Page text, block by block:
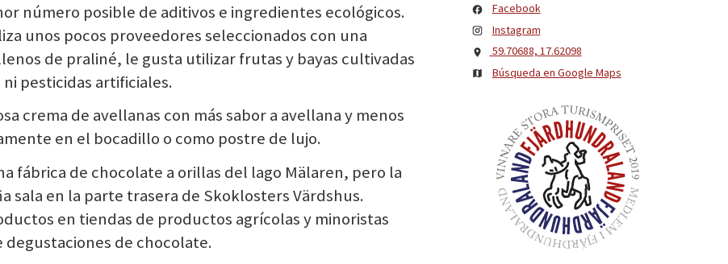
número posible de aditivos e ingredientes ecológicos.
unos pocos proveedores seleccionados con una
de praliné, le gusta utilizar frutas y bayas cultivadas
pesticidas artificiales.
crema de avellanas con más sabor a avellana y menos
en el bocadillo o como postre de lujo.
fábrica de chocolate a orillas del lago Mälaren, pero la
sala en la parte trasera de Skoklosters Värdshus.
en tiendas de productos agrícolas y minoristas
de chocolate.
Facebook
Instagram
59.70688, 17.62098
Búsqueda en Google Maps